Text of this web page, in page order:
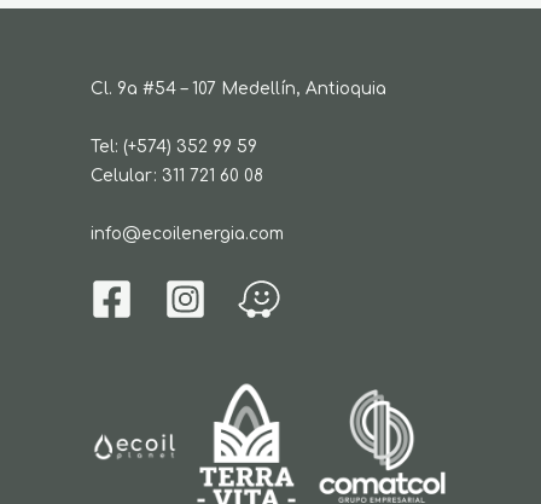
Cl. 9a #54 – 107 Medellín, Antioquia
Tel: (+574) 352 99 59
Celular: 311 721 60 08
info@ecoilenergia.com